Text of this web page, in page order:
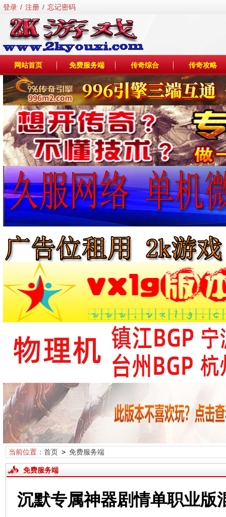
登录 / 注册 / 忘记密码
网站首页 免费服务端 传奇综合 传奇攻略
当前位置： 首页 > 免费服务端
免费服务端
沉默专属神器剧情单职业版